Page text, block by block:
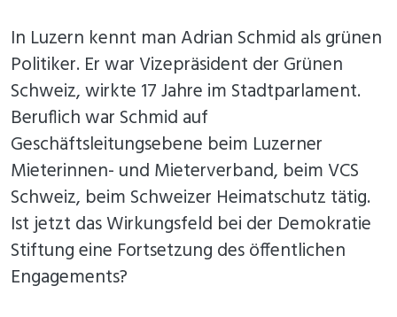
In Luzern kennt man Adrian Schmid als grünen
Politiker. Er war Vizepräsident der Grünen
Schweiz, wirkte 17 Jahre im Stadtparlament.
Beruflich war Schmid auf
Geschäftsleitungsebene beim Luzerner
Mieterinnen- und Mieterverband, beim VCS
Schweiz, beim Schweizer Heimatschutz tätig.
Ist jetzt das Wirkungsfeld bei der Demokratie
Stiftung eine Fortsetzung des öffentlichen
Engagements?